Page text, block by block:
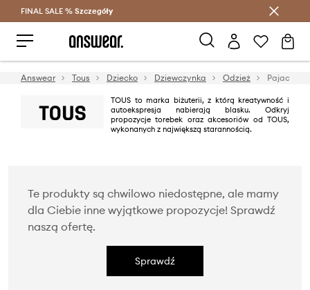
Oszczędzaj z Answear Club >
FINAL SALE % Szczegóły
Answear Tous Dziecko Dziewczynka Odzież Pajacyki i
TOUS to marka biżuterii, z którą kreatywność i
autoekspresja nabierają blasku. Odkryj
propozycje torebek oraz akcesoriów od TOUS,
wykonanych z największą starannością.
Te produkty są chwilowo niedostępne, ale mamy
dla Ciebie inne wyjątkowe propozycje! Sprawdź
naszą ofertę.
Sprawdź